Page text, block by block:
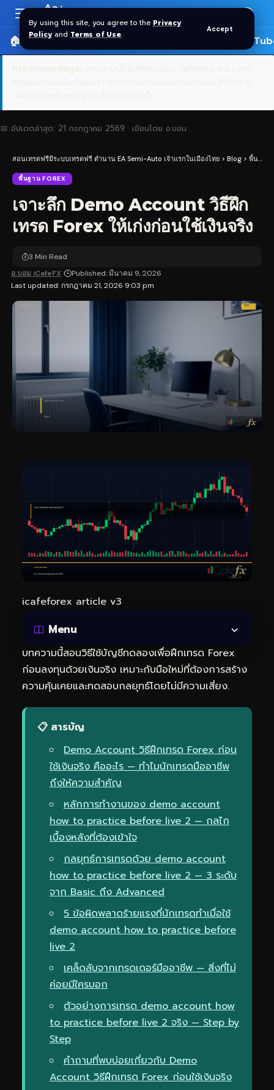
By using this site, you agree to the Privacy
Policy and Terms of Use.
Accept
Resizer
Aa
🏠 หน้าแรก ราคาทอง SPDR 🎬
📅 อัปเดตล่าสุด: 21 กรกฎาคม 2569 · เขียนโดย อ.บอม
สอนเทรดฟรีมีระบบเทรดฟรี ตำนาน EA Semi-Auto เจ้าแรกในเมืองไทย > Blog > พื้นฐาน Forex
พื้นฐาน FOREX
เจาะลึก Demo Account วิธีฝึก
เทรด Forex ให้เก่งก่อนใช้เงินจริง
Last updated: กรกฎาคม 21, 2026 9:03 pm
อ.บอม iCafeFX Published: มีนาคม 9, 2026
3 Min Read
icafeforex article v3
Menu
บทความนี้สอนวิธีใช้บัญชีทดลองเพื่อฝึกเทรด Forex
ก่อนลงทุนด้วยเงินจริง เหมาะกับมือใหม่ที่ต้องการสร้าง
ความคุ้นเคยและทดสอบกลยุทธ์โดยไม่มีความเสี่ยง.
📋 สารบัญ
Demo Account วิธีฝึกเทรด Forex ก่อน
ใช้เงินจริง คืออะไร — ทำไมนักเทรดมืออาชีพ
ถึงให้ความสำคัญ
หลักการทำงานของ demo account
how to practice before live 2 — กลไก
เบื้องหลังที่ต้องเข้าใจ
กลยุทธ์การเทรดด้วย demo account
how to practice before live 2 — 3 ระดับ
จาก Basic ถึง Advanced
5 ข้อผิดพลาดร้ายแรงที่นักเทรดทำเมื่อใช้
demo account how to practice before
live 2
เคล็ดลับจากเทรดเดอร์มืออาชีพ — สิ่งที่ไม่
ค่อยมีใครบอก
ตัวอย่างการเทรด demo account how
to practice before live 2 จริง — Step by
Step
คำถามที่พบบ่อยเกี่ยวกับ Demo
Account วิธีฝึกเทรด Forex ก่อนใช้เงินจริง